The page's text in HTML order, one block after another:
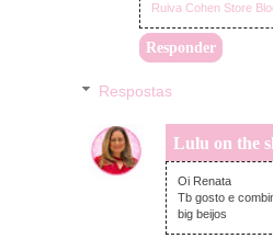
Ruiva Cohen Store
Responder
Respostas
Lulu on the
Oi Renata
Tb gosto e
big beijos